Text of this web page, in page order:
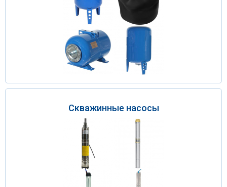
Скважинные насосы